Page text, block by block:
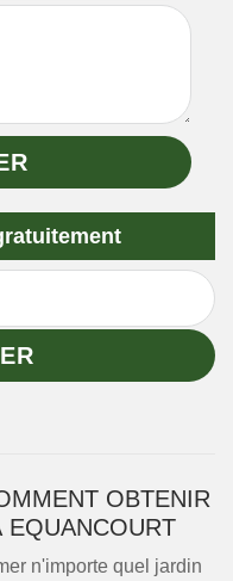
OBTENIR
EQUANCOURT
n'importe quel jardin